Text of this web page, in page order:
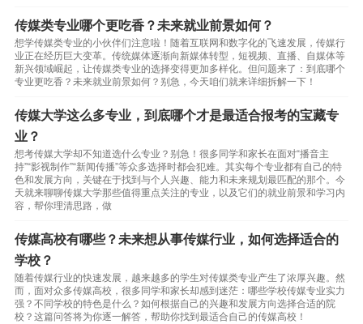
传媒类专业哪个更吃香？未来就业前景如何？
想学传媒类专业的小伙伴们注意啦！随着互联网和数字化的飞速发展，传媒行
业正在经历巨大变革。传统媒体逐渐向新媒体转型，短视频、直播、自媒体等
新兴领域崛起，让传媒类专业的选择变得更加多样化。但问题来了：到底哪个
专业更吃香？未来就业前景如何？别急，今天咱们就来详细拆解一下！
传媒大学这么多专业，到底哪个才是最适合报考的宝藏专
业？
想考传媒大学却不知道选什么专业？别急！很多同学和家长在面对“播音主
持”“影视制作”“新闻传播”等众多选择时都会犯难。其实每个专业都有自己的特
色和发展方向，关键在于找到与个人兴趣、能力和未来规划最匹配的那个。今
天就来聊聊传媒大学那些值得重点关注的专业，以及它们的就业前景和学习内
容，帮你理清思路，做
传媒高校有哪些？未来想从事传媒行业，如何选择适合的
学校？
随着传媒行业的快速发展，越来越多的学生对传媒类专业产生了浓厚兴趣。然
而，面对众多传媒高校，很多同学和家长却感到迷茫：哪些学校传媒专业实力
强？不同学校的特色是什么？如何根据自己的兴趣和发展方向选择合适的院
校？这篇问答将为你逐一解答，帮助你找到最适合自己的传媒高校！